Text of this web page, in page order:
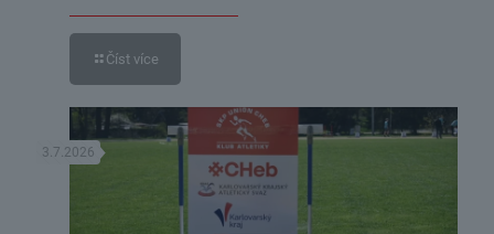
Číst více
3.7.2026